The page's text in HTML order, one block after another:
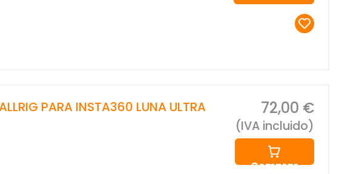
PARA INSTA360 LUNA ULTRA
72,00 €
(IVA incluido)
Comprar